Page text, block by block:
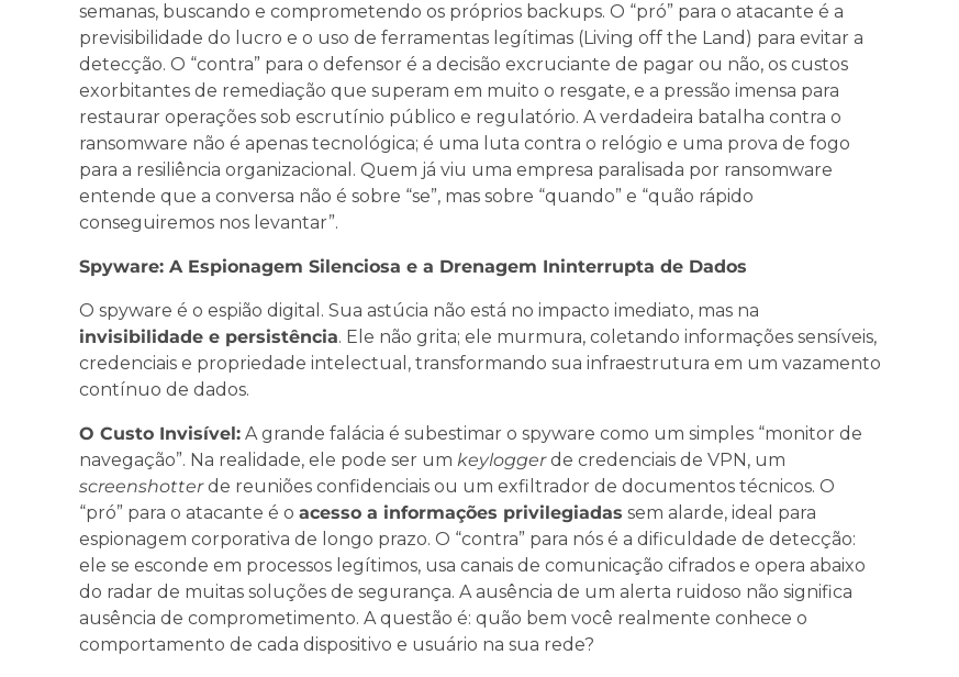
semanas, buscando e comprometendo os próprios backups. O “pró” para o atacante é a
previsibilidade do lucro e o uso de ferramentas legítimas (Living off the Land) para evitar a
detecção. O “contra” para o defensor é a decisão excruciante de pagar ou não, os custos
exorbitantes de remediação que superam em muito o resgate, e a pressão imensa para
restaurar operações sob escrutínio público e regulatório. A verdadeira batalha contra o
ransomware não é apenas tecnológica; é uma luta contra o relógio e uma prova de fogo
para a resiliência organizacional. Quem já viu uma empresa paralisada por ransomware
entende que a conversa não é sobre “se”, mas sobre “quando” e “quão rápido
conseguiremos nos levantar”.
Spyware: A Espionagem Silenciosa e a Drenagem Ininterrupta de Dados
O spyware é o espião digital. Sua astúcia não está no impacto imediato, mas na
invisibilidade e persistência. Ele não grita; ele murmura, coletando informações sensíveis,
credenciais e propriedade intelectual, transformando sua infraestrutura em um vazamento
contínuo de dados.
O Custo Invisível: A grande falácia é subestimar o spyware como um simples “monitor de
navegação”. Na realidade, ele pode ser um keyloggerde credenciais de VPN, um
screenshotterde reuniões confidenciais ou um exfiltrador de documentos técnicos. O
“pró” para o atacante é o acesso a informações privilegiadas sem alarde, ideal para
espionagem corporativa de longo prazo. O “contra” para nós é a dificuldade de detecção:
ele se esconde em processos legítimos, usa canais de comunicação cifrados e opera abaixo
do radar de muitas soluções de segurança. A ausência de um alerta ruidoso não significa
ausência de comprometimento. A questão é: quão bem você realmente conhece o
comportamento de cada dispositivo e usuário na sua rede?